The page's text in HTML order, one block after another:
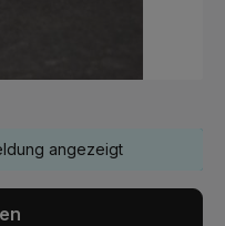
angezeigt